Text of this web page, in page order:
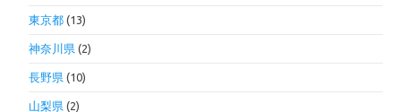
東京都 (13)
神奈川県 (2)
長野県 (10)
山梨県 (2)